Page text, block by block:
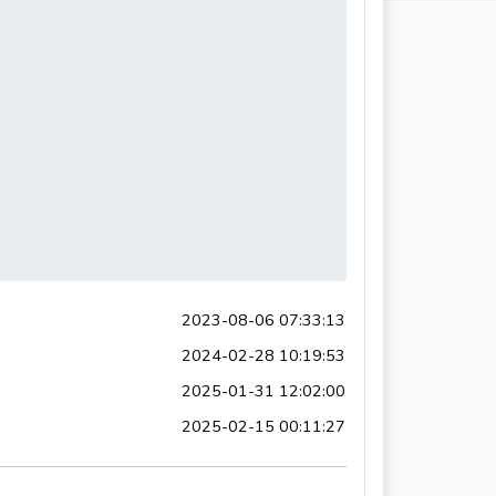
2023-08-06 07:33:13
2024-02-28 10:19:53
2025-01-31 12:02:00
2025-02-15 00:11:27